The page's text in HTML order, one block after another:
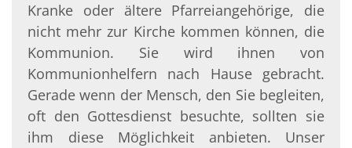
Kranke oder ältere Pfarreiangehörige, die
nicht mehr zur Kirche kommen können, die
Kommunion. Sie wird ihnen von
Kommunionhelfern nach Hause gebracht.
Gerade wenn der Mensch, den Sie begleiten,
oft den Gottesdienst besuchte, sollten sie
ihm diese Möglichkeit anbieten. Unser